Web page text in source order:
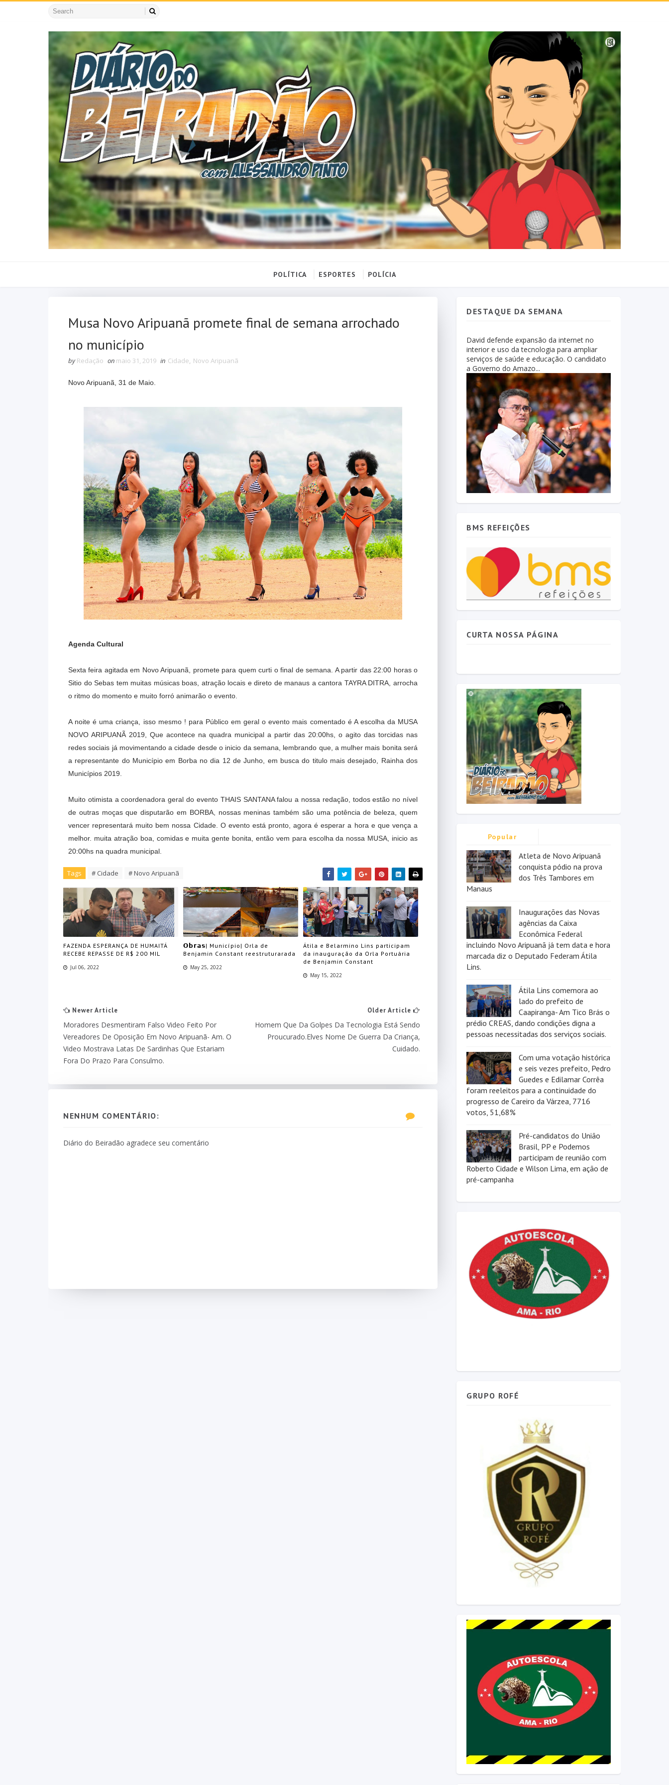
POLÍTICA ESPORTES POLÍCIA
Musa Novo Aripuanã promete final de semana arrochado
no município
by Redação on maio 31, 2019 in Cidade, Novo Aripuanã
Novo Aripuanã, 31 de Maio.
Agenda Cultural
Sexta feira agitada em Novo Aripuanã, promete para quem curti o final de semana. A partir das 22:00 horas o
Sitio do Sebas tem muitas músicas boas, atração locais e direto de manaus a cantora TAYRA DITRA, arrocha
o ritmo do momento e muito forró animarão o evento.
A noite é uma criança, isso mesmo ! para Público em geral o evento mais comentado é A escolha da MUSA
NOVO ARIPUANÃ 2019, Que acontece na quadra municipal a partir das 20:00hs, o agito das torcidas nas
redes sociais já movimentando a cidade desde o inicio da semana, lembrando que, a mulher mais bonita será
a representante do Município em Borba no dia 12 de Junho, em busca do titulo mais desejado, Rainha dos
Municípios 2019.
Muito otimista a coordenadora geral do evento THAIS SANTANA falou a nossa redação, todos estão no nível
de outras moças que disputarão em BORBA, nossas meninas também são uma potência de beleza, quem
vencer representará muito bem nossa Cidade. O evento está pronto, agora é esperar a hora e que vença a
melhor. muita atração boa, comidas e muita gente bonita, então vem para escolha da nossa MUSA, inicio as
20:00hs na quadra municipal.
Tags # Cidade # Novo Aripuanã
FAZENDA ESPERANÇA DE HUMAITÁ
RECEBE REPASSE DE R$ 200 MIL
Jul 06, 2022
𝗢𝗯𝗿𝗮𝘀| Município| Orla de
Benjamin Constant reestruturarada
May 25, 2022
Átila e Belarmino Lins participam
da inauguração da Orla Portuária
de Benjamin Constant
May 15, 2022
Newer Article
Moradores Desmentiram Falso Video Feito Por
Vereadores De Oposição Em Novo Aripuanã- Am. O
Video Mostrava Latas De Sardinhas Que Estariam
Fora Do Prazo Para Consulmo.
Older Article
Homem Que Da Golpes Da Tecnologia Está Sendo
Proucurado.Elves Nome De Guerra Da Criança,
Cuidado.
NENHUM COMENTÁRIO:
Diário do Beiradão agradece seu comentário
DESTAQUE DA SEMANA
David defende expansão da internet no
interior e uso da tecnologia para ampliar
serviços de saúde e educação. O candidato
a Governo do Amazo...
BMS REFEIÇÕES
CURTA NOSSA PÁGINA
Popular
Atleta de Novo Aripuanã
conquista pódio na prova
dos Três Tambores em
Manaus
Inaugurações das Novas
agências da Caixa
Econômica Federal
incluindo Novo Aripuanã já tem data e hora
marcada diz o Deputado Federam Átila
Lins.
Átila Lins comemora ao
lado do prefeito de
Caapiranga- Am Tico Brás o
prédio CREAS, dando condições digna a
pessoas necessitadas dos serviços sociais.
Com uma votação histórica
e seis vezes prefeito, Pedro
Guedes e Edilamar Corrêa
foram reeleitos para a continuidade do
progresso de Careiro da Várzea, 7716
votos, 51,68%
Pré-candidatos do União
Brasil, PP e Podemos
participam de reunião com
Roberto Cidade e Wilson Lima, em ação de
pré-campanha
GRUPO ROFÉ